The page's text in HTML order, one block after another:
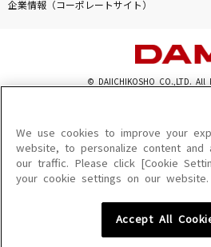
企業情報（コーポレートサイト）
© DAIICHIKOSHO CO.,LTD. All
このサイトに掲載されている一切の文章・画像・
を問わず、著作権法の定める範囲を超えて無断で
を禁じます。
楽曲及びコンテンツは、機種によりご利用いただ
楽曲及びコンテンツの配信日、配信内容が変更にな
We use cookies to improve your
website, to personalize content and
our traffic. Please click [Cookie
your cookie settings on our website.
Accept All